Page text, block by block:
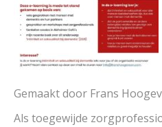
Gemaakt door Frans
Als toegewijde